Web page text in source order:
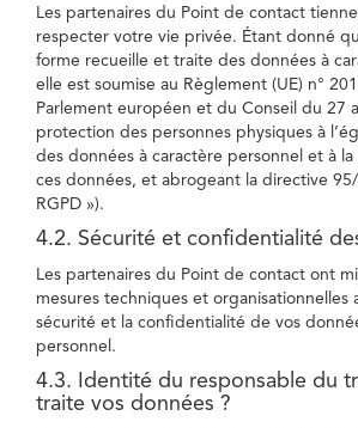
Les partenaires du Point de contact
respecter votre vie privée. Étant donné
forme recueille et traite des données à
elle est soumise au Règlement (UE) n°
Parlement européen et du Conseil du 27
protection des personnes physiques à
des données à caractère personnel et à
ces données, et abrogeant la directive
RGPD »).
4.2. Sécurité et confidentialité
Les partenaires du Point de contact ont
mesures techniques et organisationnelles
sécurité et la confidentialité de vos
personnel.
4.3. Identité du responsable du
traite vos données ?